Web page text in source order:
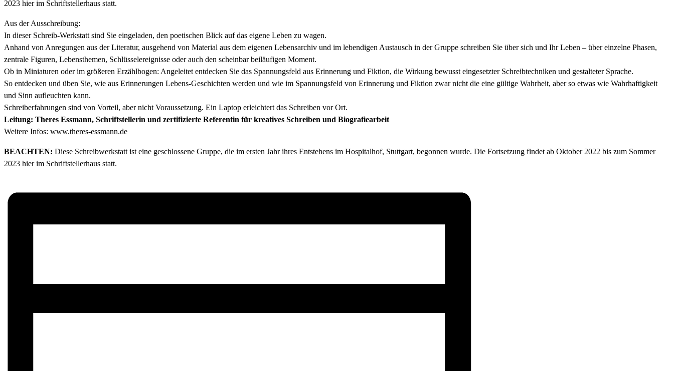
2023 hier im Schriftstellerhaus statt.
Aus der Ausschreibung:
In dieser Schreib-Werkstatt sind Sie eingeladen, den poetischen Blick auf das eigene Leben zu wagen.
Anhand von Anregungen aus der Literatur, ausgehend von Material aus dem eigenen Lebensarchiv und im lebendigen Austausch in der Gruppe schreiben Sie über sich und Ihr Leben – über einzelne Phasen,
zentrale Figuren, Lebensthemen, Schlüsselereignisse oder auch den scheinbar beiläufigen Moment.
Ob in Miniaturen oder im größeren Erzählbogen: Angeleitet entdecken Sie das Spannungsfeld aus Erinnerung und Fiktion, die Wirkung bewusst eingesetzter Schreibtechniken und gestalteter Sprache.
So entdecken und üben Sie, wie aus Erinnerungen Lebens-Geschichten werden und wie im Spannungsfeld von Erinnerung und Fiktion zwar nicht die eine gültige Wahrheit, aber so etwas wie Wahrhaftigkeit
und Sinn aufleuchten kann.
Schreiberfahrungen sind von Vorteil, aber nicht Voraussetzung. Ein Laptop erleichtert das Schreiben vor Ort.
Leitung: Theres Essmann, Schriftstellerin und zertifizierte Referentin für kreatives Schreiben und Biografiearbeit
Weitere Infos: www.theres-essmann.de
BEACHTEN: Diese Schreibwerkstatt ist eine geschlossene Gruppe, die im ersten Jahr ihres Entstehens im Hospitalhof, Stuttgart, begonnen wurde. Die Fortsetzung findet ab Oktober 2022 bis zum Sommer
2023 hier im Schriftstellerhaus statt.